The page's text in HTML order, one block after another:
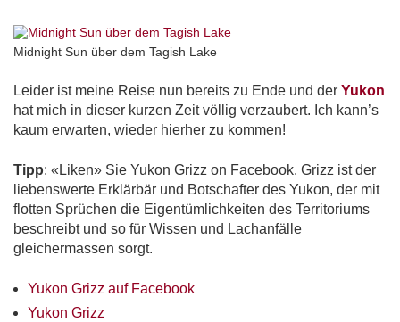
Midnight Sun über dem Tagish Lake
Leider ist meine Reise nun bereits zu Ende und der Yukon
hat mich in dieser kurzen Zeit völlig verzaubert. Ich kann’s
kaum erwarten, wieder hierher zu kommen!
Tipp: «Liken» Sie Yukon Grizz on Facebook. Grizz ist der
liebenswerte Erklärbär und Botschafter des Yukon, der mit
flotten Sprüchen die Eigentümlichkeiten des Territoriums
beschreibt und so für Wissen und Lachanfälle
gleichermassen sorgt.
Yukon Grizz auf Facebook
Yukon Grizz